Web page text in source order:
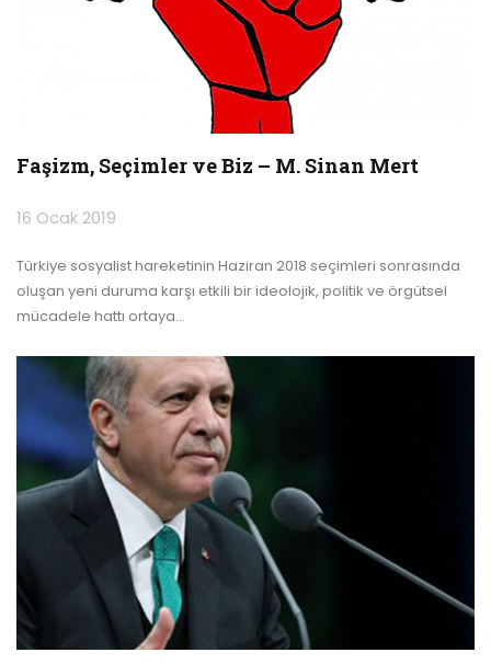
Faşizm, Seçimler ve Biz – M. Sinan Mert
16 Ocak 2019
Türkiye sosyalist hareketinin Haziran 2018 seçimleri sonrasında
oluşan yeni duruma karşı etkili bir ideolojik, politik ve örgütsel
mücadele hattı ortaya…